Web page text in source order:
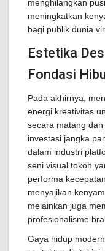
menghilangkan
meningkatkan
bagi publik dunia
Estetika
Fondasi
Pada akhirnya,
energi kreativitas
secara matang
investasi jangka
dalam industri
seni visual tokoh
performa
menyajikan
melainkan juga
profesionalisme
Gaya hidup